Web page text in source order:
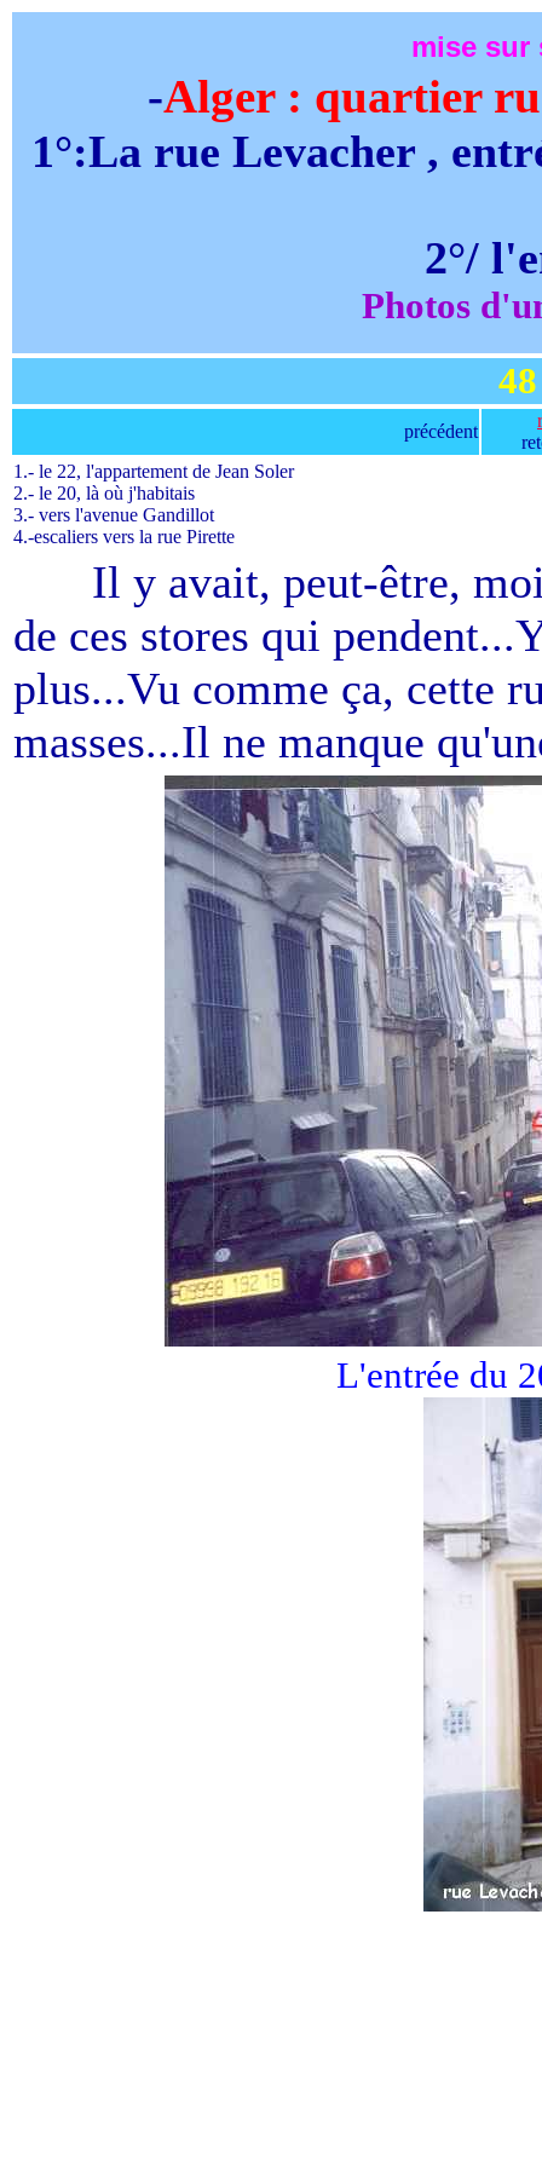
mise sur
-Alger : quartier
1°:La rue Levacher ,
2°/
Photos
précédent
1.- le 22, l'appartement de Jean Soler
2.- le 20, là où j'habitais
3.- vers l'avenue Gandillot
4.-escaliers vers la rue Pirette
Il y avait, peut-être,
de ces stores qui
plus...Vu comme ça, cette
masses...Il ne manque
L'entrée du